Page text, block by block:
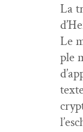
La
Le
ple